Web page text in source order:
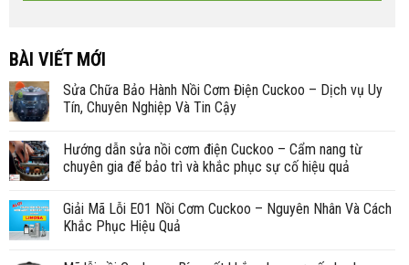
BÀI VIẾT MỚI
Sửa Chữa Bảo Hành Nồi Cơm Điện Cuckoo – Dịch vụ Uy
Tín, Chuyên Nghiệp Và Tin Cậy
Hướng dẫn sửa nồi cơm điện Cuckoo – Cẩm nang từ
chuyên gia để bảo trì và khắc phục sự cố hiệu quả
Giải Mã Lỗi E01 Nồi Cơm Cuckoo – Nguyên Nhân Và Cách
Khắc Phục Hiệu Quả